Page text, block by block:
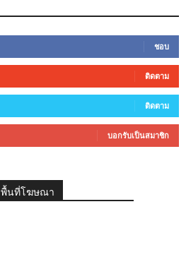
ชอบ
ติดตาม
ติดตาม
บอกรับเป็นสมาชิก
พื้นที่โฆษณา